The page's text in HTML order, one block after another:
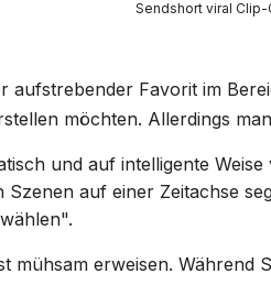
Sendshort viral
aufstrebender Favorit im
möchten. Allerdings
und auf intelligente
auf einer Zeitachse
mühsam erweisen.